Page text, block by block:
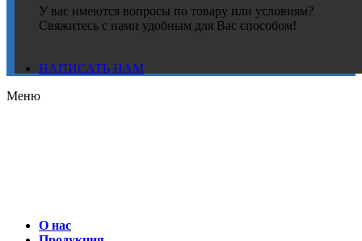
У вас имеются вопросы по товару или условиям?
Свяжитесь с нами удобным для Вас способом!
НАПИСАТЬ НАМ
Меню
О нас